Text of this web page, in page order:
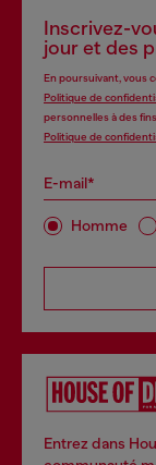
Inscrivez-
jour et des
En poursuivant, vous
Politique de
personnelles à des
Politique de
E-mail*
Homme
Entrez dans